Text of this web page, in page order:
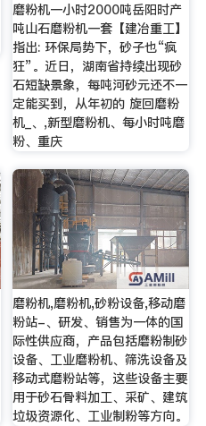
磨粉机一小时2000吨岳阳时产
吨山石磨粉机一套【建冶重工】
指出: 环保局势下，砂子也“疯
狂”。近日，湖南省持续出现砂
石短缺景象，每吨河砂元还不一
定能买到，从年初的 旋回磨粉
机_、,新型磨粉机、每小时吨磨
粉、重庆
磨粉机,磨粉机,砂粉设备,移动磨
粉站-、研发、销售为一体的国
际性供应商，产品包括磨粉制砂
设备、工业磨粉机、筛洗设备及
移动式磨粉站等，这些设备主要
用于砂石骨料加工、采矿、建筑
垃圾资源化、工业制粉等方向。